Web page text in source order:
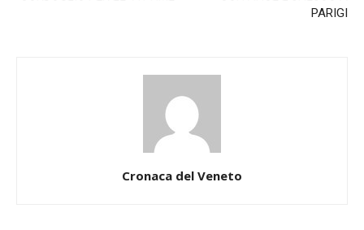
PARIGI
Cronaca del Veneto